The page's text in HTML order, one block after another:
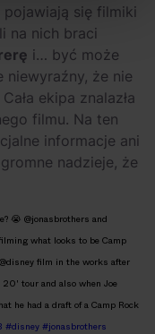
się filmiki
na nich braci
i… być może
niewyraźny, że nie
ekipa znalazła
filmu. Na ten
informacje ani
nadzieje, że
😭 @jonasbrothers and
what looks to be Camp
film in the works after
tour and also when Joe
he had a draft of a Camp Rock
#disney #jonasbrothers